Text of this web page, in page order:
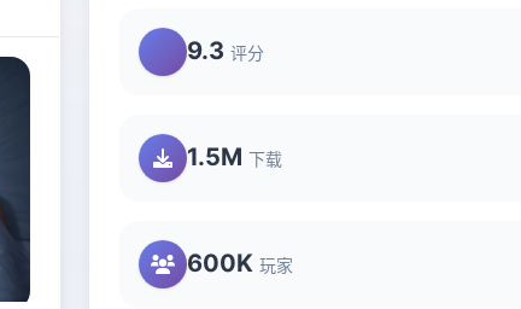
9.3 评分
1.5M 下载
600K 玩家